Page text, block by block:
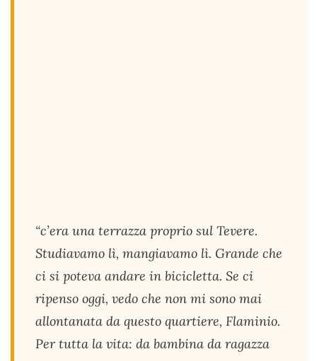
“c’era una terrazza proprio sul Tevere.
Studiavamo lì, mangiavamo lì. Grande che
ci si poteva andare in bicicletta. Se ci
ripenso oggi, vedo che non mi sono mai
allontanata da questo quartiere, Flaminio.
Per tutta la vita: da bambina da ragazza